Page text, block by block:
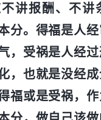
讲报酬、不讲
分。得福是人
，受祸是人经
，也就是没经
福或是受祸，